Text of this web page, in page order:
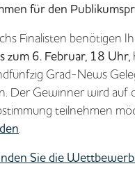
für den
Finalisten benötigen
zum 6. Februar, 18 Uhr,
Grad-News
Der Gewinner wird auf
teilnehmen
Sie die